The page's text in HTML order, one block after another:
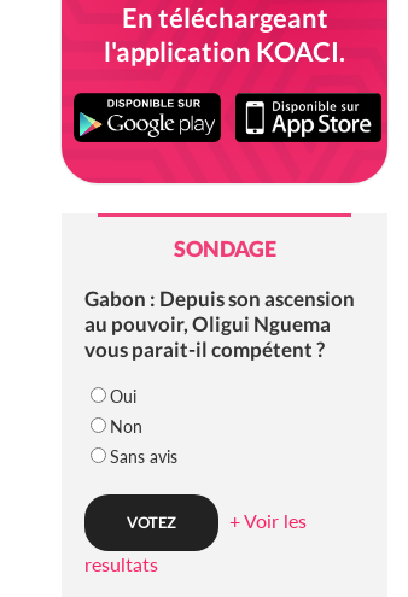
En téléchargeant
l'application KOACI.
SONDAGE
Gabon : Depuis son ascension
au pouvoir, Oligui Nguema
vous parait-il compétent ?
Oui
Non
Sans avis
+ Voir les
resultats